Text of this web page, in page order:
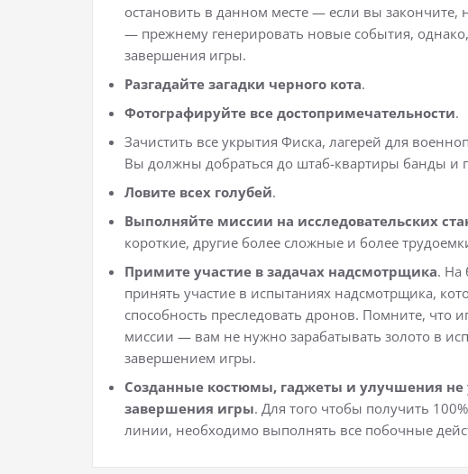
остановить в данном месте — если вы закончите,
— прежнему генерировать новые события,
завершения игры.
Разгадайте загадки черного кота.
Фотографируйте все достопримечательности.
Зачистить все укрытия Фиска, лагерей для
Вы должны добраться до штаб-квартиры банды и
Ловите всех голубей.
Выполняйте миссии на исследовательских
короткие, другие более сложные и более
Примите участие в задачах надсмотрщика. На
принять участие в испытаниях надсмотрщика,
способность преследовать дронов. Помните, что
миссии — вам не нужно зарабатывать золото в
завершением игры.
Созданные костюмы, гаджеты и улучшения
завершения игры. Для того чтобы получить
линии, необходимо выполнять все побочные